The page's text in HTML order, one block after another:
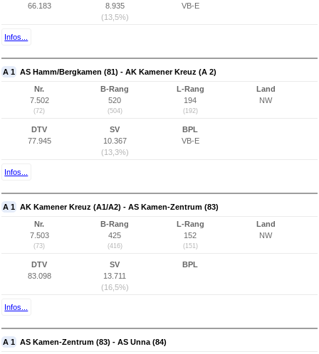
66.183
8.935
(13,5%)
VB-E
Infos...
A 1 AS Hamm/Bergkamen (81) - AK Kamener Kreuz (A 2)
Nr.
7.502
(72)
B-Rang
520
(504)
L-Rang
194
(192)
Land
NW
DTV
77.945
SV
10.367
(13,3%)
BPL
VB-E
Infos...
A 1 AK Kamener Kreuz (A1/A2) - AS Kamen-Zentrum (83)
Nr.
7.503
(73)
B-Rang
425
(416)
L-Rang
152
(151)
Land
NW
DTV
83.098
SV
13.711
(16,5%)
BPL
Infos...
A 1 AS Kamen-Zentrum (83) - AS Unna (84)